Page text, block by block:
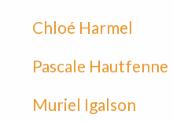
Chloé Harmel
Pascale Hautfenne
Muriel Igalson